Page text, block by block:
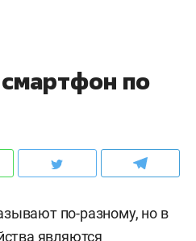
по
по-разному, но в
являются